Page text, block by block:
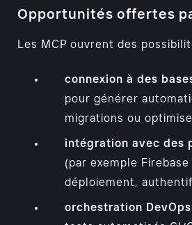
Opportunités offertes
Les MCP ouvrent des
connexion à des
pour générer
migrations ou
intégration avec des
(par exemple Firebase
déploiement,
orchestration DevOps